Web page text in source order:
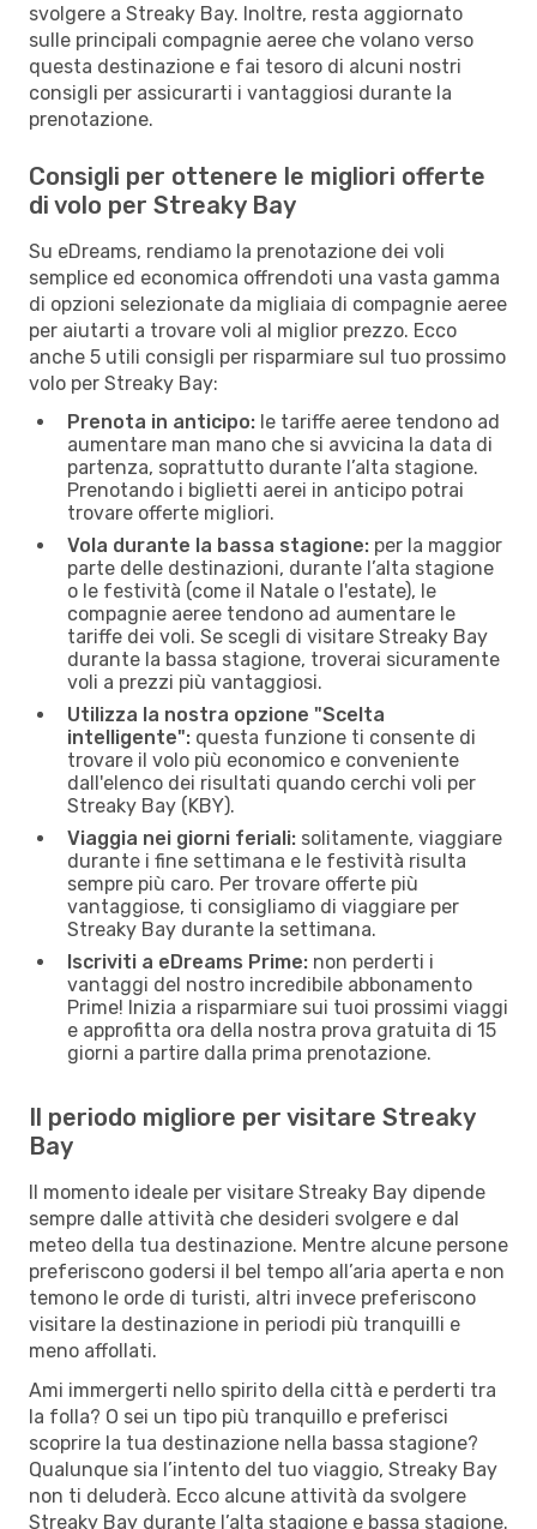
svolgere a Streaky Bay. Inoltre, resta aggiornato
sulle principali compagnie aeree che volano verso
questa destinazione e fai tesoro di alcuni nostri
consigli per assicurarti i vantaggiosi durante la
prenotazione.
Consigli per ottenere le migliori offerte
di volo per Streaky Bay
Su eDreams, rendiamo la prenotazione dei voli
semplice ed economica offrendoti una vasta gamma
di opzioni selezionate da migliaia di compagnie aeree
per aiutarti a trovare voli al miglior prezzo. Ecco
anche 5 utili consigli per risparmiare sul tuo prossimo
volo per Streaky Bay:
Prenota in anticipo: le tariffe aeree tendono ad
aumentare man mano che si avvicina la data di
partenza, soprattutto durante l’alta stagione.
Prenotando i biglietti aerei in anticipo potrai
trovare offerte migliori.
Vola durante la bassa stagione: per la maggior
parte delle destinazioni, durante l’alta stagione
o le festività (come il Natale o l'estate), le
compagnie aeree tendono ad aumentare le
tariffe dei voli. Se scegli di visitare Streaky Bay
durante la bassa stagione, troverai sicuramente
voli a prezzi più vantaggiosi.
Utilizza la nostra opzione "Scelta
intelligente": questa funzione ti consente di
trovare il volo più economico e conveniente
dall'elenco dei risultati quando cerchi voli per
Streaky Bay (KBY).
Viaggia nei giorni feriali: solitamente, viaggiare
durante i fine settimana e le festività risulta
sempre più caro. Per trovare offerte più
vantaggiose, ti consigliamo di viaggiare per
Streaky Bay durante la settimana.
Iscriviti a eDreams Prime: non perderti i
vantaggi del nostro incredibile abbonamento
Prime! Inizia a risparmiare sui tuoi prossimi viaggi
e approfitta ora della nostra prova gratuita di 15
giorni a partire dalla prima prenotazione.
Il periodo migliore per visitare Streaky
Bay
Il momento ideale per visitare Streaky Bay dipende
sempre dalle attività che desideri svolgere e dal
meteo della tua destinazione. Mentre alcune persone
preferiscono godersi il bel tempo all’aria aperta e non
temono le orde di turisti, altri invece preferiscono
visitare la destinazione in periodi più tranquilli e
meno affollati.
Ami immergerti nello spirito della città e perderti tra
la folla? O sei un tipo più tranquillo e preferisci
scoprire la tua destinazione nella bassa stagione?
Qualunque sia l’intento del tuo viaggio, Streaky Bay
non ti deluderà. Ecco alcune attività da svolgere
Streaky Bay durante l’alta stagione e bassa stagione.